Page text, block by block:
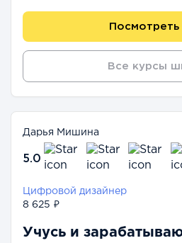
Посмотреть
Все курсы
Дарья Мишина
5.0
Цифровой дизайнер
8 625 ₽
Учусь и